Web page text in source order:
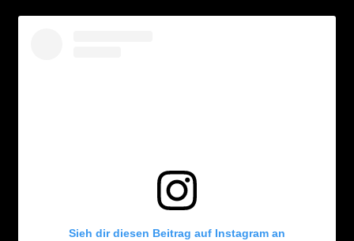
Sieh dir diesen Beitrag auf Instagram an